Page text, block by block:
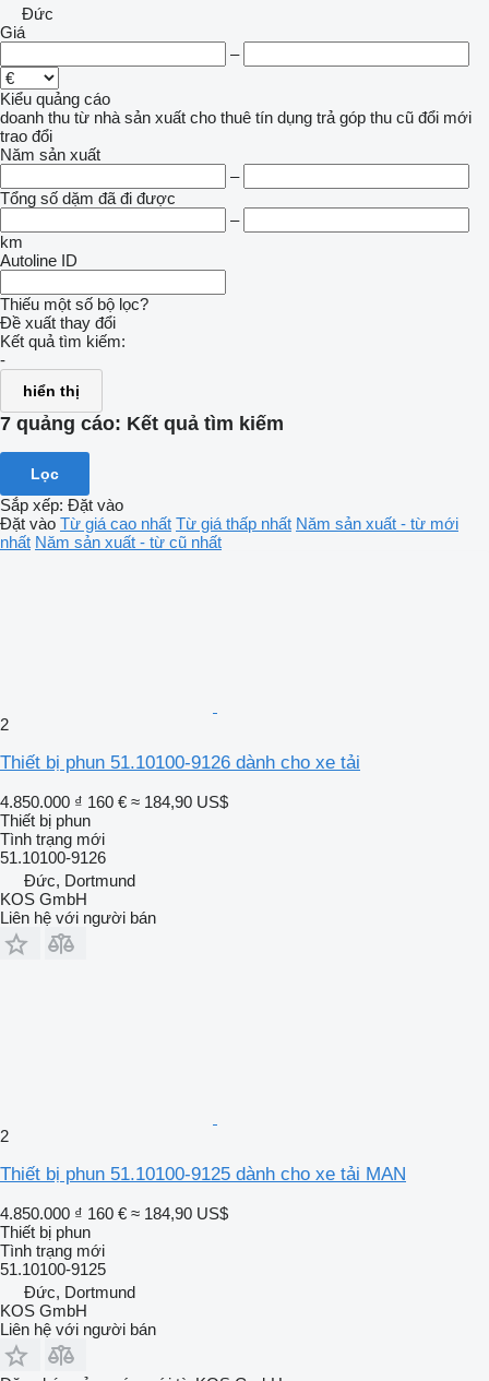
Đức
Giá
–
Kiểu quảng cáo
doanh thu từ nhà sản xuất cho thuê tín dụng trả góp thu cũ đổi mới
trao đổi
Năm sản xuất
–
Tổng số dặm đã đi được
–
km
Autoline ID
Thiếu một số bộ lọc?
Đề xuất thay đổi
Kết quả tìm kiếm:
-
hiển thị
7 quảng cáo: Kết quả tìm kiếm
Lọc
Sắp xếp: Đặt vào
Đặt vào Từ giá cao nhất Từ giá thấp nhất Năm sản xuất - từ mới
nhất Năm sản xuất - từ cũ nhất
2
Thiết bị phun 51.10100-9126 dành cho xe tải
4.850.000 ₫ 160 € ≈ 184,90 US$
Thiết bị phun
Tình trạng mới
51.10100-9126
Đức, Dortmund
KOS GmbH
Liên hệ với người bán
2
Thiết bị phun 51.10100-9125 dành cho xe tải MAN
4.850.000 ₫ 160 € ≈ 184,90 US$
Thiết bị phun
Tình trạng mới
51.10100-9125
Đức, Dortmund
KOS GmbH
Liên hệ với người bán